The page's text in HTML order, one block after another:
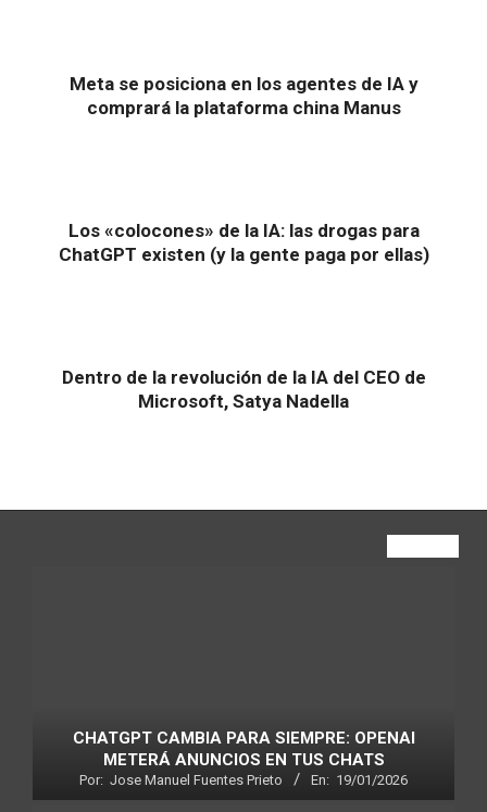
Meta se posiciona en los agentes de IA y
comprará la plataforma china Manus
Los «colocones» de la IA: las drogas para
ChatGPT existen (y la gente paga por ellas)
Dentro de la revolución de la IA del CEO de
Microsoft, Satya Nadella
CHATGPT CAMBIA PARA SIEMPRE: OPENAI
METERÁ ANUNCIOS EN TUS CHATS
Por: Jose Manuel Fuentes Prieto En: 19/01/2026